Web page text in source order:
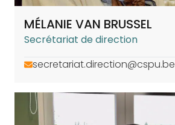
MÉLANIE VAN BRUSSEL
Secrétariat de direction
secretariat.direction@cspu.be